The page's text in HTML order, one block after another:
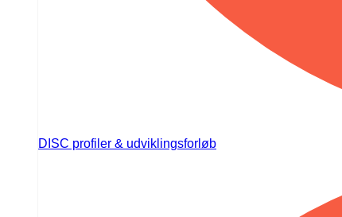
DISC profiler & udviklingsforløb